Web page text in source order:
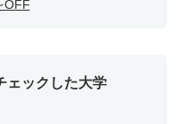
OFF
ェックした大学